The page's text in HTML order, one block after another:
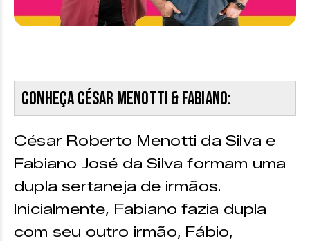
Conheça César Menotti & Fabiano:
César Roberto Menotti da Silva e
Fabiano José da Silva formam uma
dupla sertaneja de irmãos.
Inicialmente, Fabiano fazia dupla
com seu outro irmão, Fábio,